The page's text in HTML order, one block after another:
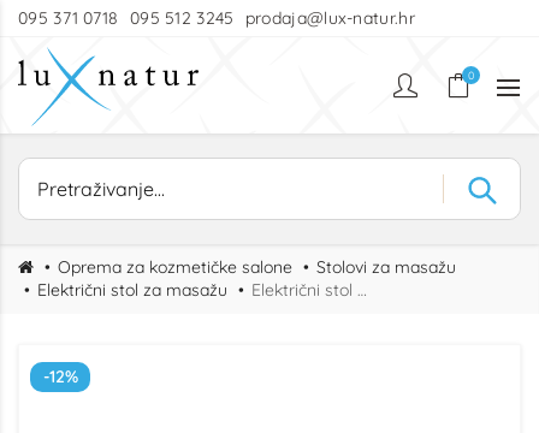
095 371 0718 095 512 3245 prodaja@lux-natur.hr
0
Oprema za kozmetičke salone
Stolovi za masažu
Električni stol za masažu
Električni stol za masažu REAL WOOD
-12%